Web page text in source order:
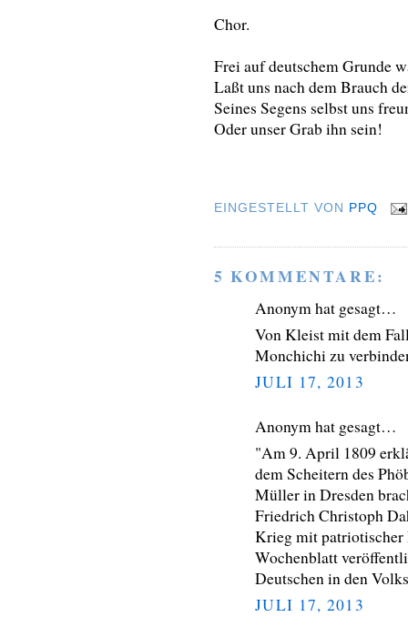
Chor.
Frei auf deutschem Grunde
Laßt uns nach dem Brauch
Seines Segens selbst uns
Oder unser Grab ihn sein!
EINGESTELLT VON PPQ
5 KOMMENTARE:
Anonym hat gesagt…
Von Kleist mit dem
Monchichi zu
JULI 17, 2013
Anonym hat gesagt…
"Am 9. April 1809
dem Scheitern des
Müller in Dresden
Friedrich Christoph
Krieg mit patriotischer
Wochenblatt
Deutschen in den
JULI 17, 2013